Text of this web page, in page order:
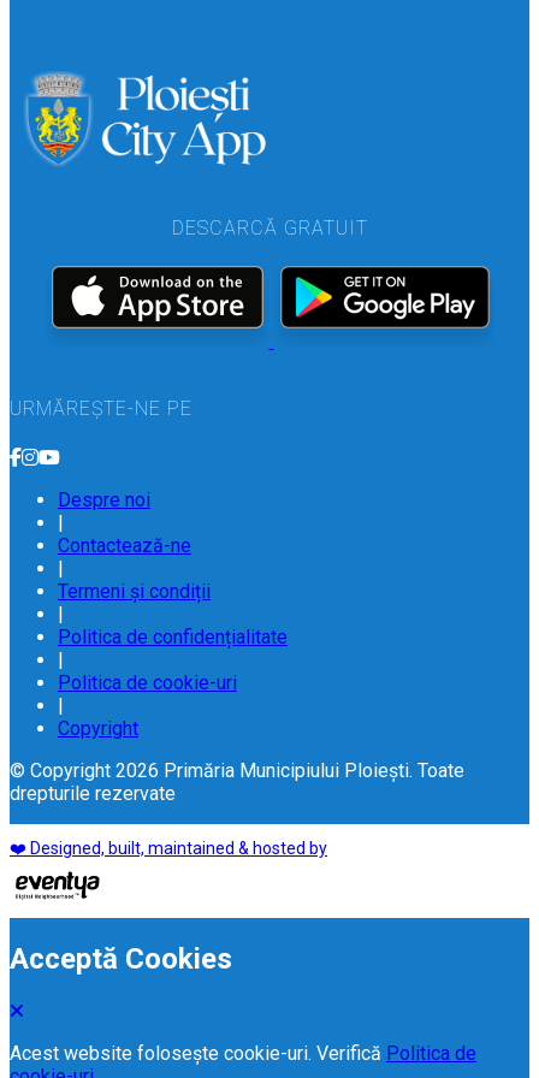
DESCARCĂ GRATUIT
URMĂREȘTE-NE PE
Despre noi
|
Contactează-ne
|
Termeni și condiții
|
Politica de confidențialitate
|
Politica de cookie-uri
|
Copyright
© Copyright 2026 Primăria Municipiului Ploiești. Toate
drepturile rezervate
❤️ Designed, built, maintained & hosted by
Acceptă Cookies
Acest website folosește cookie-uri. Verifică Politica de